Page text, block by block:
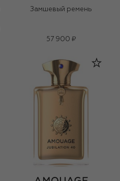
Замшевый ремень
57 900 ₽